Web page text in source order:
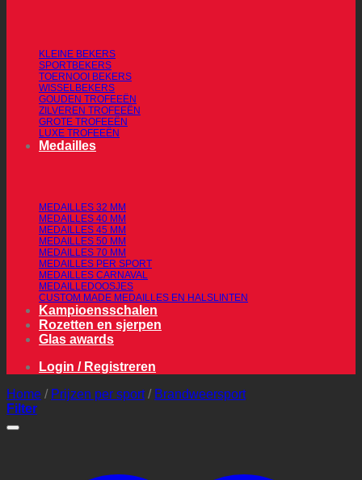
KLEINE BEKERS
SPORTBEKERS
TOERNOOI BEKERS
WISSELBEKERS
GOUDEN TROFEEËN
ZILVEREN TROFEEËN
GROTE TROFEEËN
LUXE TROFEEËN
Medailles
MEDAILLES 32 MM
MEDAILLES 40 MM
MEDAILLES 45 MM
MEDAILLES 50 MM
MEDAILLES 70 MM
MEDAILLES PER SPORT
MEDAILLES CARNAVAL
MEDAILLEDOOSJES
CUSTOM MADE MEDAILLES EN HALSLINTEN
Kampioensschalen
Rozetten en sjerpen
Glas awards
Login / Registreren
Home / Prijzen per sport / Brandweersport
Filter